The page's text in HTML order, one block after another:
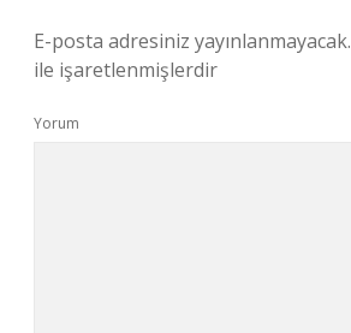
E-posta adresiniz yayınlanmayacak.
ile işaretlenmişlerdir
Yorum